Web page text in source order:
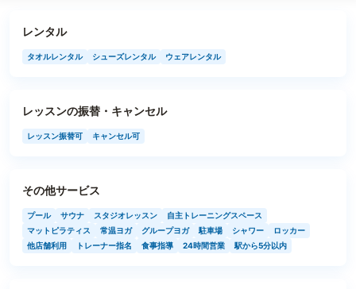
レンタル
タオルレンタル シューズレンタル ウェアレンタル
レッスンの振替・キャンセル
レッスン振替可 キャンセル可
その他サービス
プール サウナ スタジオレッスン
自主トレーニングスペース
マットピラティス
常温ヨガ グループヨガ 駐車場 シャワー
ロッカー
他店舗利用
トレーナー指名 食事指導 24時間営業 駅から5分以内